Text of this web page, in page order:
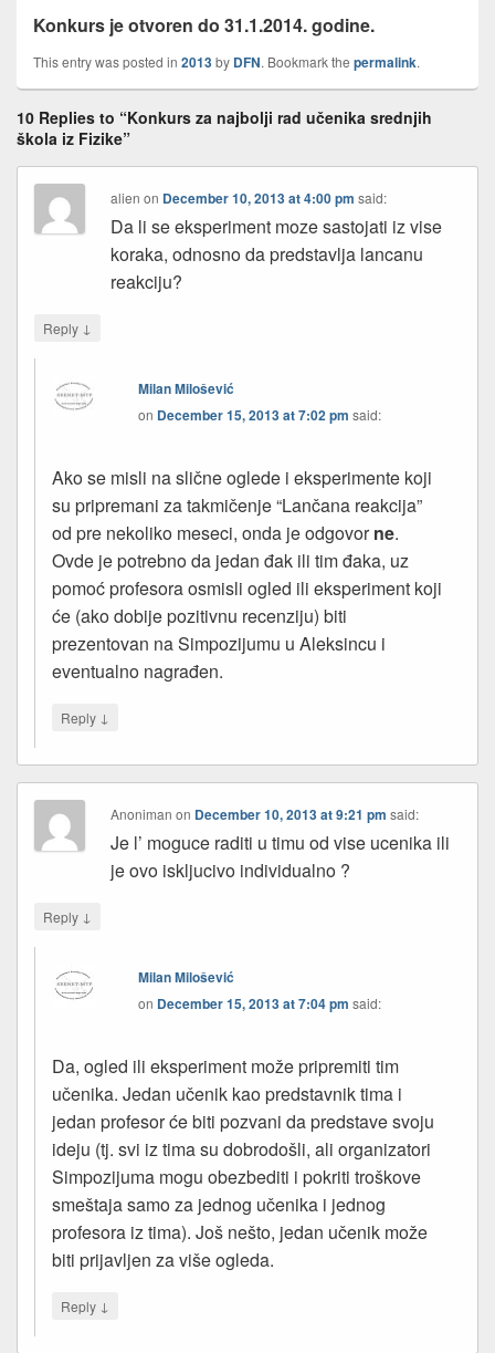
Konkurs je otvoren do 31.1.2014. godine.
This entry was posted in 2013by DFN. Bookmark the permalink.
10 Replies to “Konkurs za najbolji rad učenika srednjih
škola iz Fizike”
alien on December 10, 2013 at 4:00 pm said:
Da li se eksperiment moze sastojati iz vise
koraka, odnosno da predstavlja lancanu
reakciju?
Reply ↓
Milan Milošević
on December 15, 2013 at 7:02 pm said:
Ako se misli na slične oglede i eksperimente koji
su pripremani za takmičenje “Lančana reakcija”
od pre nekoliko meseci, onda je odgovorne.
Ovde je potrebno da jedan đak ili tim đaka, uz
pomoć profesora osmisli ogled ili eksperiment koji
će (ako dobije pozitivnu recenziju) biti
prezentovan na Simpozijumu u Aleksincu i
eventualno nagrađen.
Reply ↓
Anoniman on December 10, 2013 at 9:21 pm said:
Je l’ moguce raditi u timu od vise ucenika ili
je ovo iskljucivo individualno ?
Reply ↓
Milan Milošević
on December 15, 2013 at 7:04 pm said:
Da, ogled ili eksperiment može pripremiti tim
učenika. Jedan učenik kao predstavnik tima i
jedan profesor će biti pozvani da predstave svoju
ideju (tj. svi iz tima su dobrodošli, ali organizatori
Simpozijuma mogu obezbediti i pokriti troškove
smeštaja samo za jednog učenika i jednog
profesora iz tima). Još nešto, jedan učenik može
biti prijavljen za više ogleda.
Reply ↓